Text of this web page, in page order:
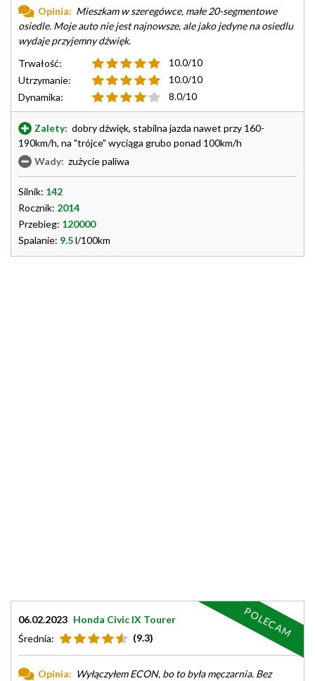
Opinia: Mieszkam w szeregówce, małe 20-segmentowe
osiedle. Moje auto nie jest najnowsze, ale jako jedyne na osiedlu
wydaje przyjemny dźwięk.
Trwałość:
10.0/10
Utrzymanie:
10.0/10
Dynamika:
8.0/10
Zalety: dobry dźwięk, stabilna jazda nawet przy 160-
190km/h, na "trójce" wyciąga grubo ponad 100km/h
Wady: zużycie paliwa
Silnik: 142
Rocznik: 2014
Przebieg: 120000
Spalanie: 9.5l/100km
06.02.2023 Honda Civic IX Tourer
Średnia:
(9.3)
Opinia: Wyłączyłem ECON, bo to była męczarnia. Bez
POLECAM